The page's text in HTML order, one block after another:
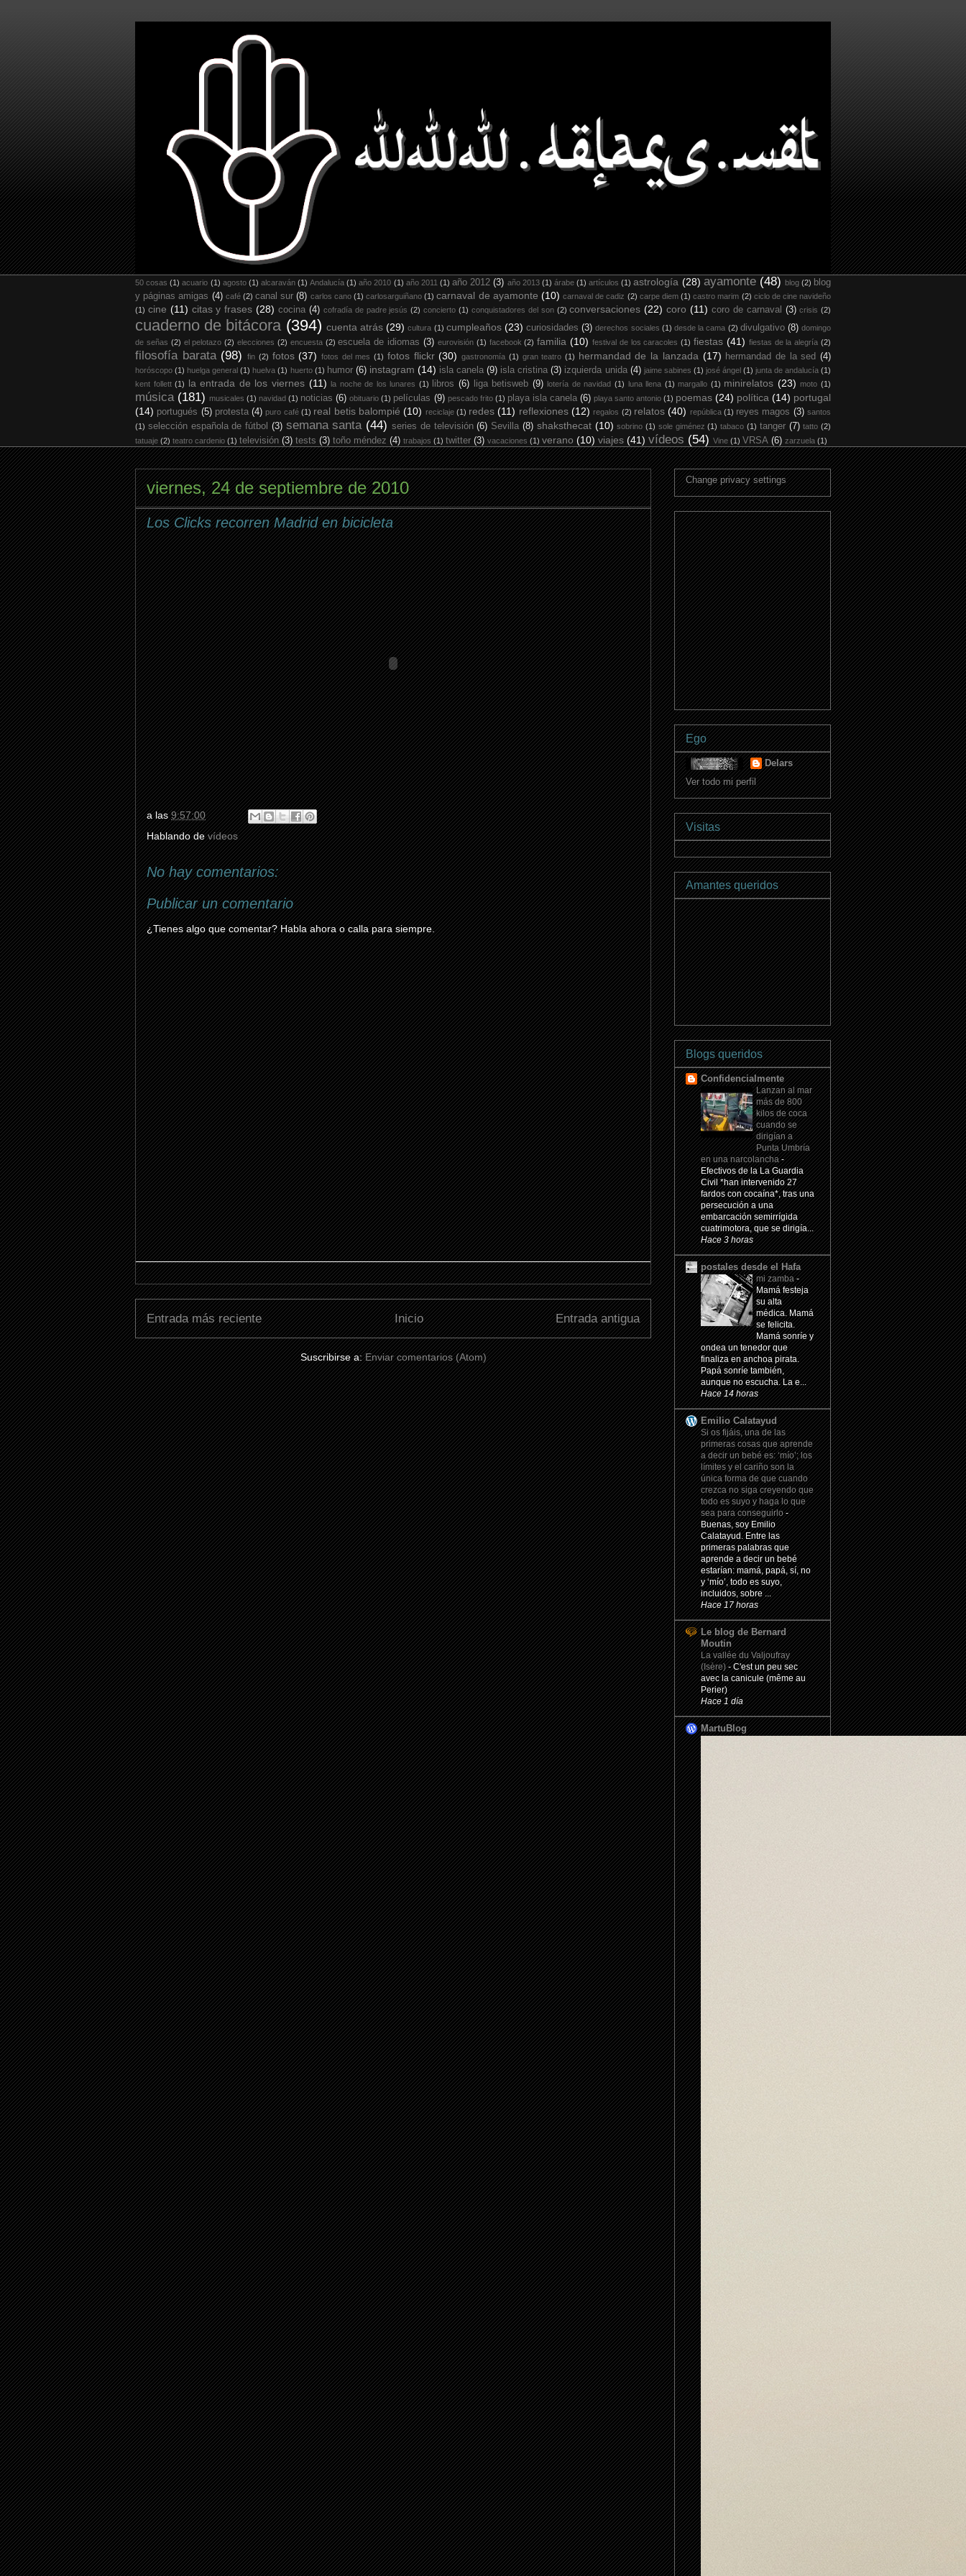
50 cosas (1) acuario (1) agosto (1) alcaraván (1) Andalucía (1) año 2010 (1) año 2011 (1) año 2012 (3) año 2013 (1) árabe (1) artículos (1) astrología (28) ayamonte (48) blog (2) blog
y páginas amigas (4) café (2) canal sur (8) carlos cano (1) carlosarguiñano (1) carnaval de ayamonte (10) carnaval de cadiz (2) carpe diem (1) castro marim (2) ciclo de cine navideño
(1) cine (11) citas y frases (28) cocina (4) cofradía de padre jesús (2) concierto (1) conquistadores del son (2) conversaciones (22) coro (11) coro de carnaval (3) crisis (2)
cuaderno de bitácora (394) cuenta atrás (29) cultura (1) cumpleaños (23) curiosidades (3) derechos sociales (1) desde la cama (2) divulgativo (8) domingo
de señas (2) el pelotazo (2) elecciones (2) encuesta (2) escuela de idiomas (3) eurovisión (1) facebook (2) familia (10) festival de los caracoles (1) fiestas (41) fiestas de la alegría (2)
filosofía barata (98) fin (2) fotos (37) fotos del mes (1) fotos flickr (30) gastronomía (1) gran teatro (1) hermandad de la lanzada (17) hermandad de la sed (4)
horóscopo (1) huelga general (1) huelva (1) huerto (1) humor (6) instagram (14) isla canela (9) isla cristina (3) izquierda unida (4) jaime sabines (1) josé ángel (1) junta de andalucía (1)
kent follett (1) la entrada de los viernes (11) la noche de los lunares (1) libros (6) liga betisweb (9) lotería de navidad (1) luna llena (1) margallo (1) minirelatos (23) moto (1)
música (181) musicales (1) navidad (1) noticias (6) obituario (1) películas (9) pescado frito (1) playa isla canela (6) playa santo antonio (1) poemas (24) política (14) portugal
(14) portugués (5) protesta (4) puro café (1) real betis balompié (10) reciclaje (1) redes (11) reflexiones (12) regalos (2) relatos (40) república (1) reyes magos (3) santos
(1) selección española de fútbol (3) semana santa (44) series de televisión (6) Sevilla (8) shaksthecat (10) sobrino (1) sole giménez (1) tabaco (1) tanger (7) tatto (2)
tatuaje (2) teatro cardenio (1) televisión (3) tests (3) toño méndez (4) trabajos (1) twitter (3) vacaciones (1) verano (10) viajes (41) vídeos (54) Vine (1) VRSA (6) zarzuela (1)
viernes, 24 de septiembre de 2010
Los Clicks recorren Madrid en bicicleta
a las9:57:00
Hablando devídeos
No hay comentarios:
Publicar un comentario
¿Tienes algo que comentar? Habla ahora o calla para siempre.
Entrada más reciente Entrada antigua
Inicio
Suscribirse a:Enviar comentarios (Atom)
Change privacy settings
Ego
Delars
Ver todo mi perfil
Visitas
Amantes queridos
Blogs queridos
Confidencialmente
Lanzan al mar
más de 800
kilos de coca
cuando se
dirigían a
Punta Umbría
en una narcolancha-
Efectivos de la La Guardia
Civil *han intervenido 27
fardos con cocaína*, tras una
persecución a una
embarcación semirrígida
cuatrimotora, que se dirigía...
Hace 3 horas
postales desde el Hafa
mi zamba-
Mamá festeja
su alta
médica. Mamá
se felicita.
Mamá sonríe y
ondea un tenedor que
finaliza en anchoa pirata.
Papá sonríe también,
aunque no escucha. La e...
Hace 14 horas
Emilio Calatayud
Si os fijáis, una de las
primeras cosas que aprende
a decir un bebé es: ‘mío’; los
límites y el cariño son la
única forma de que cuando
crezca no siga creyendo que
todo es suyo y haga lo que
sea para conseguirlo-
Buenas, soy Emilio
Calatayud. Entre las
primeras palabras que
aprende a decir un bebé
estarían: mamá, papá, sí, no
y ‘mío’, todo es suyo,
incluidos, sobre ...
Hace 17 horas
Le blog de Bernard
Moutin
La vallée du Valjoufray
(Isère)-C'est un peu sec
avec la canicule (même au
Perier)
Hace 1 día
MartuBlog